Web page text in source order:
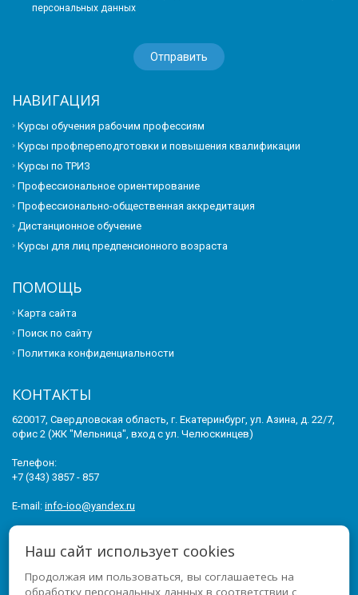
персональных данных
НАВИГАЦИЯ
Курсы обучения рабочим профессиям
Курсы профпереподготовки и повышения квалификации
Курсы по ТРИЗ
Профессиональное ориентирование
Профессионально-общественная аккредитация
Дистанционное обучение
Курсы для лиц предпенсионного возраста
ПОМОЩЬ
Карта сайта
Поиск по сайту
Политика конфиденциальности
КОНТАКТЫ
620017, Свердловская область, г. Екатеринбург, ул. Азина, д. 22/7,
офис 2 (ЖК "Мельница", вход с ул. Челюскинцев)
Телефон:
+7 (343) 3857 - 857
E-mail: info-ioo@yandex.ru
ПРАВА ЗАЩИЩЕНЫ.
Наш сайт использует cookies
Продолжая им пользоваться, вы соглашаетесь на
обработку персональных данных в соответствии с